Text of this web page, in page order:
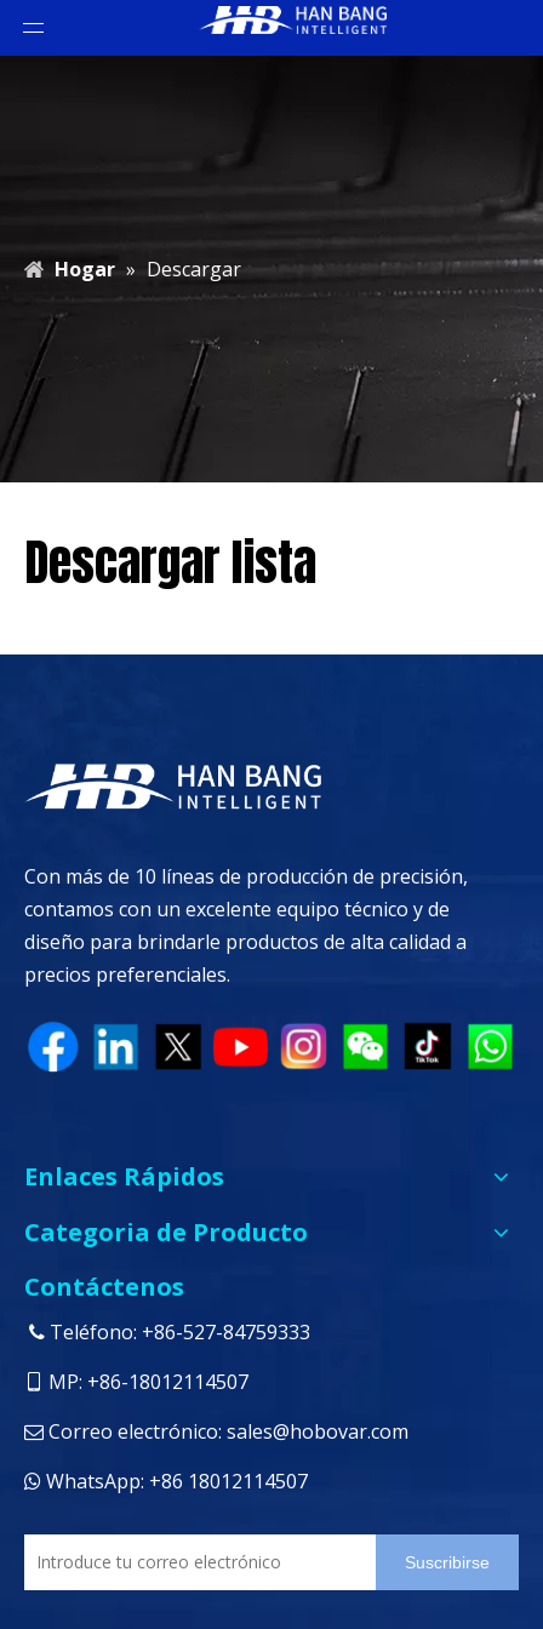
Hogar » Descargar
Descargar lista
Con más de 10 líneas de producción de precisión,
contamos con un excelente equipo técnico y de
diseño para brindarle productos de alta calidad a
precios preferenciales.
Enlaces Rápidos
Categoria de Producto
Contáctenos
 Teléfono: +86-527-84759333
MP: +86-18012114507
 Correo electrónico: sales@hobovar.com
 WhatsApp: +86 18012114507
Suscribirse